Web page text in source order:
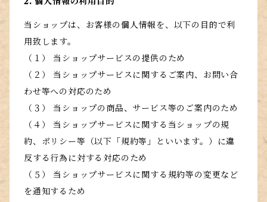
当ショップは、お客様の個人情報を、以下の目的で利
用致します。
（１） 当ショップサービスの提供のため
（２） 当ショップサービスに関するご案内、お問い合
わせ等への対応のため
（３） 当ショップの商品、サービス等のご案内のため
（４） 当ショップサービスに関する当ショップの規
約、ポリシー等（以下「規約等」といいます。）に違
反する行為に対する対応のため
（５） 当ショップサービスに関する規約等の変更など
を通知するため